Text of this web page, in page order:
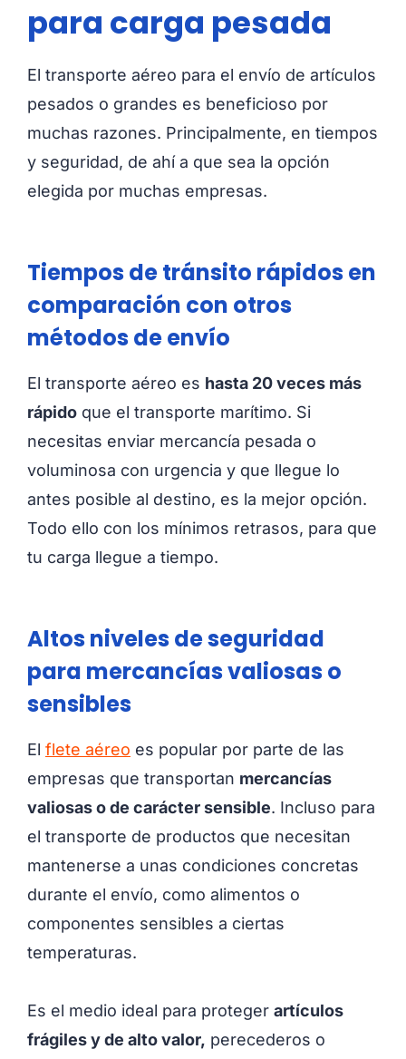
para carga pesada
El transporte aéreo para el envío de artículos
pesados o grandes es beneficioso por
muchas razones. Principalmente, en tiempos
y seguridad, de ahí a que sea la opción
elegida por muchas empresas.
Tiempos de tránsito rápidos en
comparación con otros
métodos de envío
El transporte aéreo es hasta 20 veces más
rápido que el transporte marítimo. Si
necesitas enviar mercancía pesada o
voluminosa con urgencia y que llegue lo
antes posible al destino, es la mejor opción.
Todo ello con los mínimos retrasos, para que
tu carga llegue a tiempo.
Altos niveles de seguridad
para mercancías valiosas o
sensibles
El flete aéreo es popular por parte de las
empresas que transportan mercancías
valiosas o de carácter sensible. Incluso para
el transporte de productos que necesitan
mantenerse a unas condiciones concretas
durante el envío, como alimentos o
componentes sensibles a ciertas
temperaturas.
Es el medio ideal para proteger artículos
frágiles y de alto valor, perecederos o